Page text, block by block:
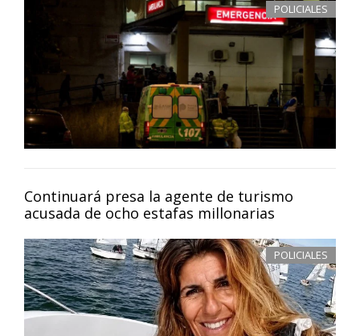
POLICIALES
Continuará presa la agente de turismo
acusada de ocho estafas millonarias
POLICIALES